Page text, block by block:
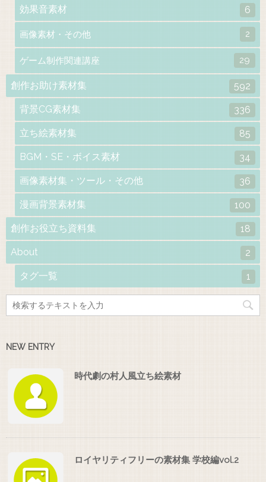
効果音素材 6
画像素材・その他 2
ゲーム制作関連講座 29
創作お助け素材集 592
背景CG素材集 336
立ち絵素材集 85
BGM・SE・ボイス素材 34
画像素材集・ツール・その他 36
漫画背景素材集 100
創作お役立ち資料集 18
About 2
タグ一覧 1
NEW ENTRY
時代劇の村人風立ち絵素材
ロイヤリティフリーの素材集 学校編vol.2